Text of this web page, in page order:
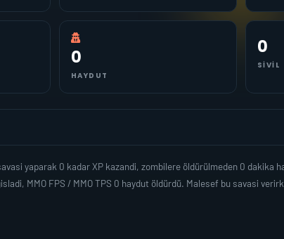
0
HAYDUT
0
SIVIL
yaparak 0 kadar XP kazandi, zombilere öldürülmeden 0
MMO FPS / MMO TPS 0 haydut öldürdü. Malesef bu savasi